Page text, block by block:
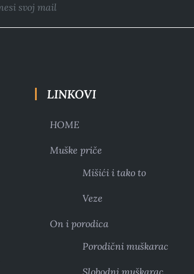
LINKOVI
HOME
Muške priče
Mišići i tako to
Veze
On i porodica
Porodični muškarac
Slobodni muškarac